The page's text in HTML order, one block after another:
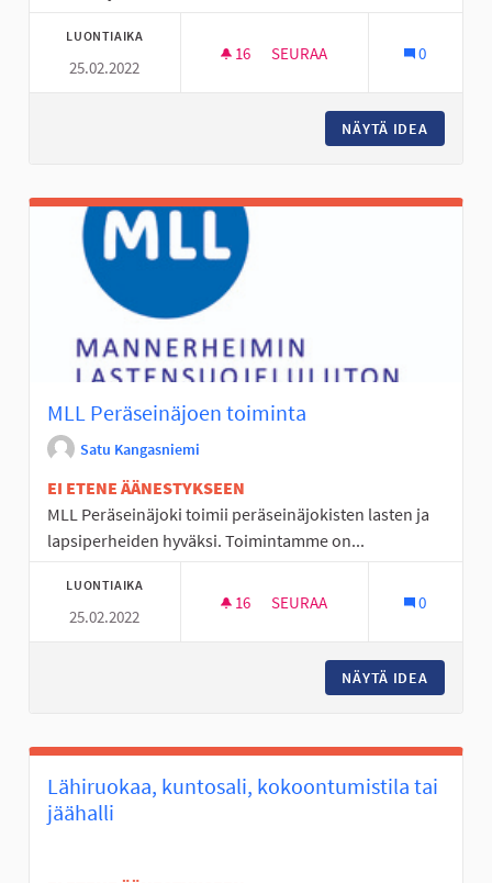
LUONTIAIKA
25.02.2022
16 16 SEURAAJAA
SEURAA 0
NÄYTÄ IDEA
MLL Peräseinäjoen toiminta
Satu Kangasniemi
EI ETENE ÄÄNESTYKSEEN
MLL Peräseinäjoki toimii peräseinäjokisten lasten ja
lapsiperheiden hyväksi. Toimintamme on...
LUONTIAIKA
25.02.2022
16 16 SEURAAJAA
SEURAA 0
NÄYTÄ IDEA
Lähiruokaa, kuntosali, kokoontumistila tai
jäähalli